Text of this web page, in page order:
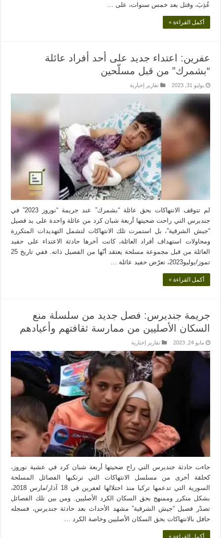
عُذِبَ، وقتل بعد خمس سنوات، على …
أكمل القراءة »
عفرين: اعتداء جديد على أحد أفراد عائلة
“بشمرك” من قبل مسلّحين
يوليو 31, 2023 تقارير إخبارية
لم تتوقف الانتهاكات بحق عائلة “بشمرك” عند جريمة “نوروز 2023” في
جنديرس التي راحت ضحيتها أربعة شبان كرد من عائلة واحدة على يد فصيل
“جيش الشرقية”، بل استمرت تلك الانتهاكات لتشمل التهديدات المتكررة
ومحاولات استهداف أفراد العائلة، كانت آخرها حادثة الاعتداء على حفيد
العائلة من قبل مجموعة مسلحة يعتقد أنّها من الفصيل ذاته. ففي تاريخ 25
تموز/يوليو2023، تعرّض حفيد عائلة …
أكمل القراءة »
جريمة جنديرس: فصل جديد من سلسلة منع
السكان الأصليين من ممارسة ثقافتهم وأعيادهم
مايو 24, 2023 تقارير إخبارية
جاءت حادثة جنديرس التي راح ضحيتها أربعة شبان كرد في عشية نوروز،
كحلقة أخرى من مسلسل الانتهاكات التي ترتكبها الفصائل المسلحة
السورية التي تدعمها تركيا منذ احتلالها لعفرين في 18 آذار/مارس 2018،
بشكل متكرر وممنهج بحق السكان الكرد الأصليين. ومن بين تلك الفصائل
تصدّر فصيل “جيش الشرقية” مشهد الأحداث بعد حادثة جنديرس، فسجله
حافل بالانتهاكات بحق السكان الأصليين وخاصة الكرد …